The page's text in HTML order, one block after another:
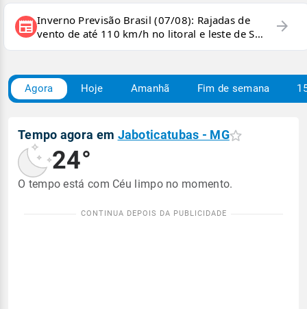
newspaper Inverno Previsão Brasil (07/08): Rajadas de
vento de até 110 km/h no litoral e leste de SP
e sul do RJ
arrow_forward
Agora Hoje Amanhã Fim de semana
Tempo agora em Jaboticatubas - MG
24°
O tempo está com Céu limpo no momento.